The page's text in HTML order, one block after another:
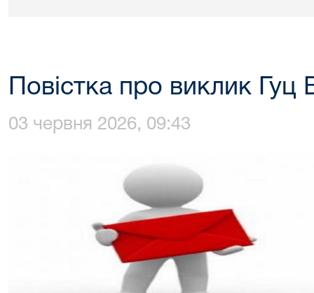
Повістка про виклик Гуц
03 червня 2026, 09:43